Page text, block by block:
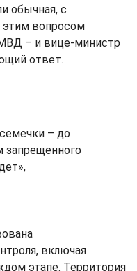
обычная, с
вопросом
– и вице-министр
ответ.
– до
запрещенного
включая
этапе. Территория